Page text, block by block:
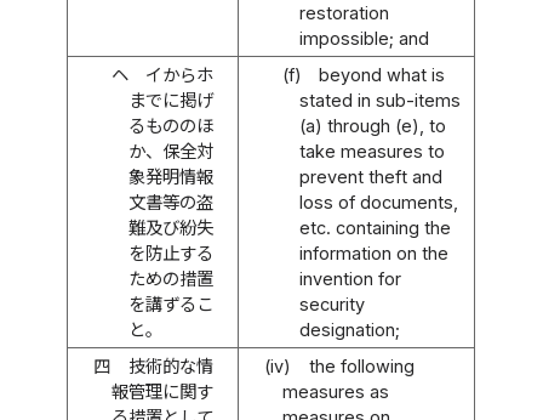
restoration
impossible; and
ヘ
イからホ
までに掲げ
るもののほ
か、保全対
象発明情報
文書等の盗
難及び紛失
を防止する
ための措置
を講ずるこ
と。
(f)
beyond what is
stated in sub-items
(a) through (e), to
take measures to
prevent theft and
loss of documents,
etc. containing the
information on the
invention for
security
designation;
四
技術的な情
報管理に関す
(iv)
the following
measures as